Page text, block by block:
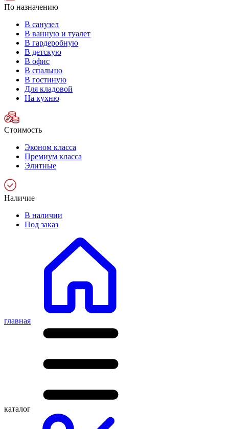
По назначению
В санузел
В ванную и туалет
В гардеробную
В детскую
В офис
В спальню
В гостиную
Для кладовой
На кухню
Стоимость
Эконом класса
Премиум класса
Элитные
Наличие
В наличии
Под заказ
главная
каталог